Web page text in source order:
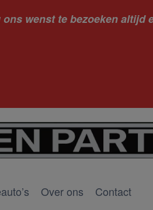
wenst te bezoeken altijd
Over ons Contact